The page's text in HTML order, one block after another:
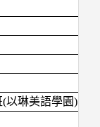
以琳美語學園)